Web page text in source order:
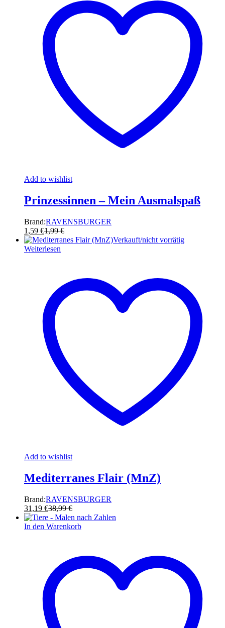
Add to wishlist
Prinzessinnen – Mein Ausmalspaß
Brand:RAVENSBURGER
1,59 €1,99€
Verkauft/nicht vorrätig
Weiterlesen
Add to wishlist
Mediterranes Flair (MnZ)
Brand:RAVENSBURGER
31,19 €38,99€
In den Warenkorb